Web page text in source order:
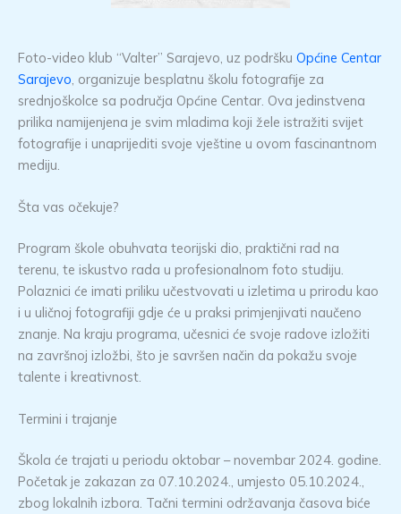
Foto-video klub “Valter” Sarajevo, uz podršku Općine Centar
Sarajevo , organizuje besplatnu školu fotografije za
srednjoškolce sa područja Općine Centar. Ova jedinstvena
prilika namijenjena je svim mladima koji žele istražiti svijet
fotografije i unaprijediti svoje vještine u ovom fascinantnom
mediju.
Šta vas očekuje?
Program škole obuhvata teorijski dio, praktični rad na
terenu, te iskustvo rada u profesionalnom foto studiju.
Polaznici će imati priliku učestvovati u izletima u prirodu kao
i u uličnoj fotografiji gdje će u praksi primjenjivati naučeno
znanje. Na kraju programa, učesnici će svoje radove izložiti
na završnoj izložbi, što je savršen način da pokažu svoje
talente i kreativnost.
Termini i trajanje
Škola će trajati u periodu oktobar – novembar 2024. godine.
Početak je zakazan za 07.10.2024., umjesto 05.10.2024.,
zbog lokalnih izbora. Tačni termini održavanja časova biće